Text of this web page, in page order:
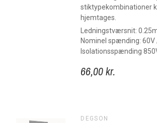
66,00 kr.
stiktypekombinationer
hjemtages.
Ledningstværsnit:
Nominel spænding: 60V
Isolationsspænding
DEGSON